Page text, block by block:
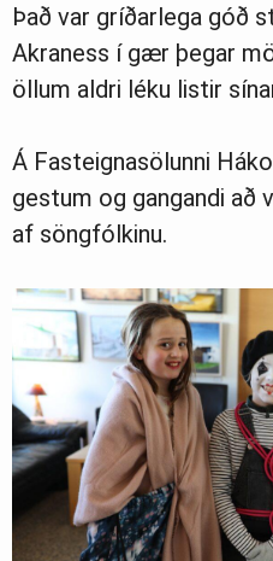
Það var gríðarlega góð
Akraness í gær þegar
öllum aldri léku listir
Á Fasteignasölunni
gestum og gangandi að
af söngfólkinu.